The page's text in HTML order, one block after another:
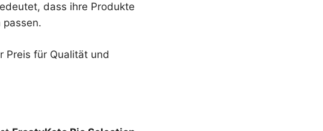
dass ihre Produkte
Preis für Qualität und